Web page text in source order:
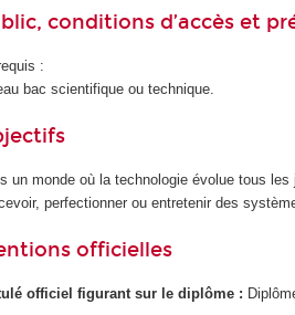
conditions d’accès et
:
bac scientifique ou technique.
un monde où la technologie évolue tous
perfectionner ou entretenir des
officielles
officiel figurant sur le diplôme :